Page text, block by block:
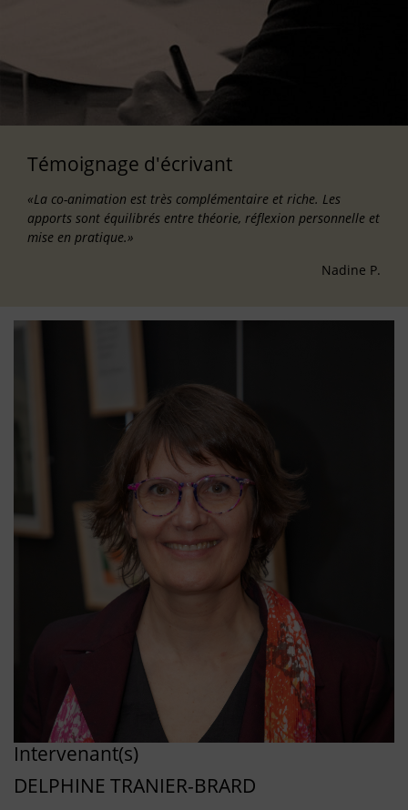
Témoignage d'écrivant
«La co-animation est très complémentaire et riche. Les
apports sont équilibrés entre théorie, réflexion personnelle et
mise en pratique.»
Nadine P.
Intervenant(s)
DELPHINE TRANIER-BRARD